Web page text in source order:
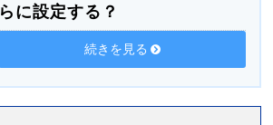
らに設定する？
続きを見る